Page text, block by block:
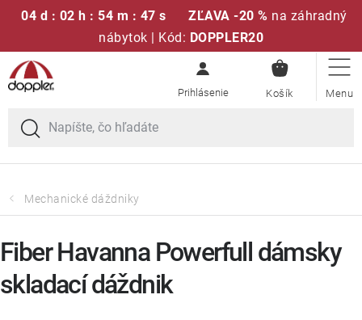
04 d : 02 h : 54 m : 47 s ZĽAVA -20 % na záhradný
nábytok | Kód: DOPPLER20
Prejsť
na
obsah
KOŠÍK
Sedacie súpravy
Slnečníky
Polstre a sedáky
Mechanické dáždniky
Fiber Havanna Powerfull dámsky
skladací dáždnik